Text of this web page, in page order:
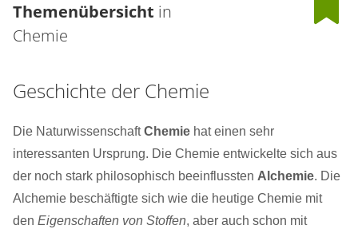
Themenübersicht in
Chemie
Geschichte der Chemie
Die NaturwissenschaftChemie hat einen sehr
interessanten Ursprung. Die Chemie entwickelte sich aus
der noch stark philosophisch beeinflussten Alchemie. Die
Alchemie beschäftigte sich wie die heutige Chemie mit
den Eigenschaften von Stoffen, aber auch schon mit